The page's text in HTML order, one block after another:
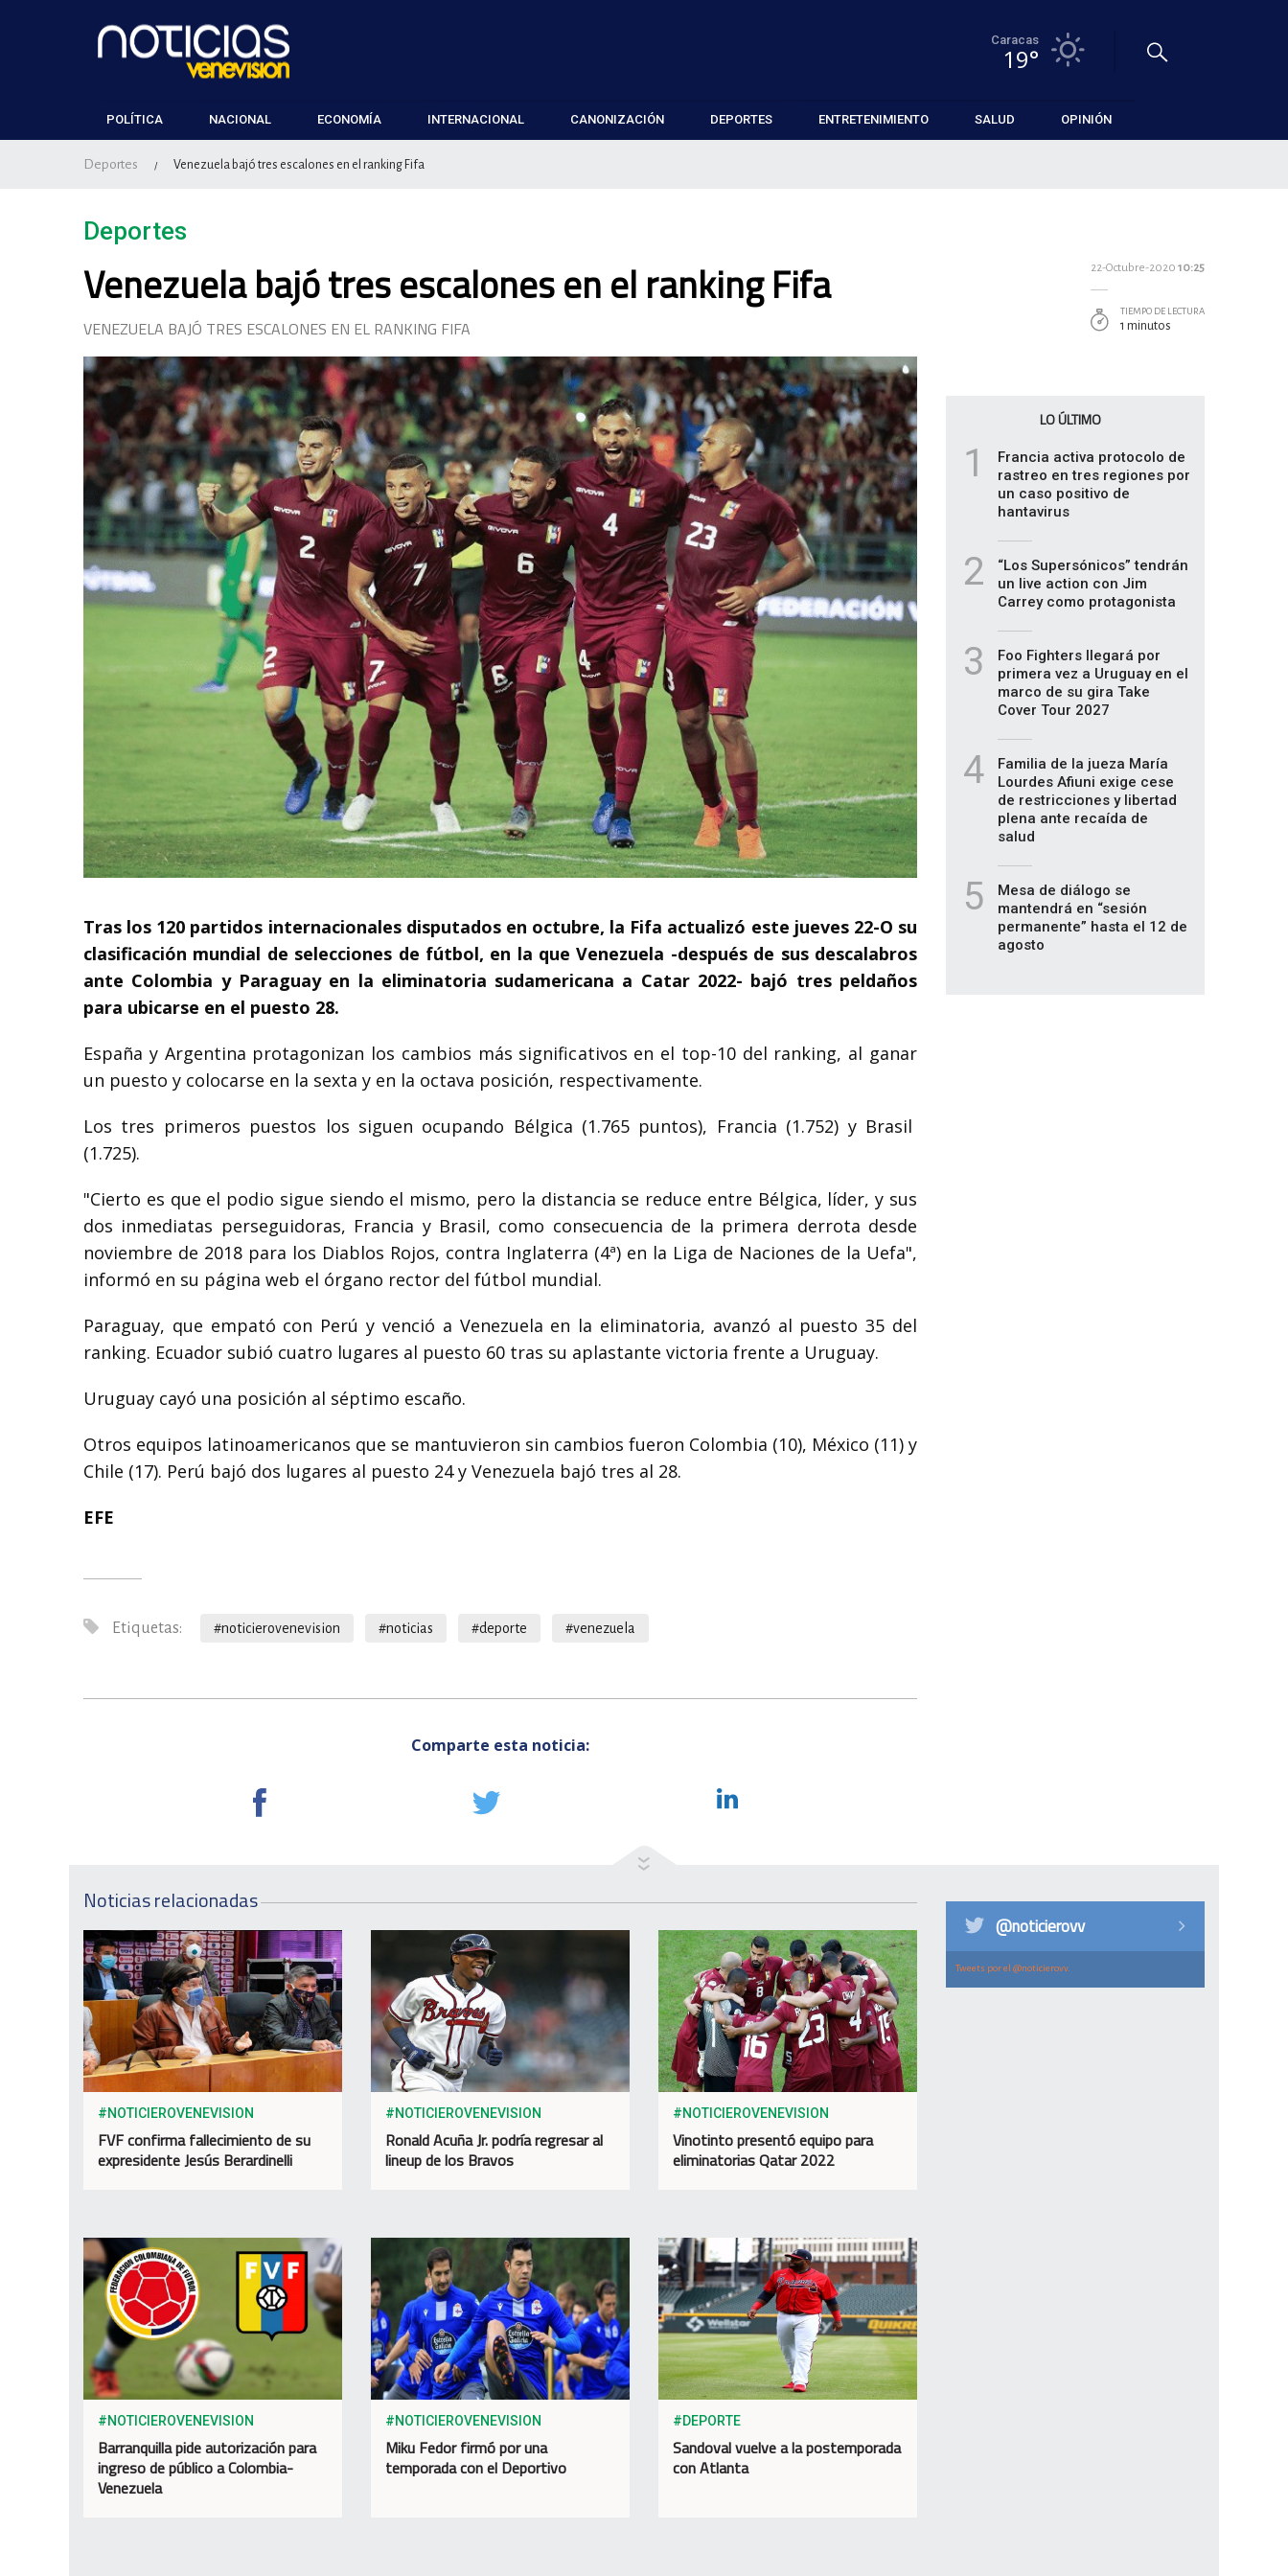
Caracas
19°
POLÍTICA NACIONAL ECONOMÍA INTERNACIONAL CANONIZACIÓN DEPORTES ENTRETENIMIENTO SALUD OPINIÓN
Deportes / Venezuela bajó tres escalones en el ranking Fifa
Deportes
Venezuela bajó tres escalones en el ranking Fifa
VENEZUELA BAJÓ TRES ESCALONES EN EL RANKING FIFA
Tras los 120 partidos internacionales disputados en octubre, la Fifa actualizó este jueves 22-O su
clasificación mundial de selecciones de fútbol, en la que Venezuela -después de sus descalabros
ante Colombia y Paraguay en la eliminatoria sudamericana a Catar 2022- bajó tres peldaños
para ubicarse en el puesto 28.
España y Argentina protagonizan los cambios más significativos en el top-10 del ranking, al ganar
un puesto y colocarse en la sexta y en la octava posición, respectivamente.
Los tres primeros puestos los siguen ocupando Bélgica (1.765 puntos), Francia (1.752) y Brasil
(1.725).
"Cierto es que el podio sigue siendo el mismo, pero la distancia se reduce entre Bélgica, líder, y sus
dos inmediatas perseguidoras, Francia y Brasil, como consecuencia de la primera derrota desde
noviembre de 2018 para los Diablos Rojos, contra Inglaterra (4ª) en la Liga de Naciones de la Uefa",
informó en su página web el órgano rector del fútbol mundial.
Paraguay, que empató con Perú y venció a Venezuela en la eliminatoria, avanzó al puesto 35 del
ranking. Ecuador subió cuatro lugares al puesto 60 tras su aplastante victoria frente a Uruguay.
Uruguay cayó una posición al séptimo escaño.
Otros equipos latinoamericanos que se mantuvieron sin cambios fueron Colombia (10), México (11) y
Chile (17). Perú bajó dos lugares al puesto 24 y Venezuela bajó tres al 28.
EFE
Etiquetas: #noticierovenevision #noticias #deporte #venezuela
Comparte esta noticia:
22-Octubre-2020 10:25
TIEMPO DE LECTURA
1 minutos
LO ÚLTIMO
1
Francia activa protocolo de
rastreo en tres regiones por
un caso positivo de
hantavirus
2
“Los Supersónicos” tendrán
un live action con Jim
Carrey como protagonista
3
Foo Fighters llegará por
primera vez a Uruguay en el
marco de su gira Take
Cover Tour 2027
4
Familia de la jueza María
Lourdes Afiuni exige cese
de restricciones y libertad
plena ante recaída de
salud
5
Mesa de diálogo se
mantendrá en “sesión
permanente” hasta el 12 de
agosto
Noticias relacionadas
#NOTICIEROVENEVISION
FVF confirma fallecimiento de su
expresidente Jesús Berardinelli
#NOTICIEROVENEVISION
Ronald Acuña Jr. podría regresar al
lineup de los Bravos
#NOTICIEROVENEVISION
Vinotinto presentó equipo para
eliminatorias Qatar 2022
#NOTICIEROVENEVISION
Barranquilla pide autorización para
ingreso de público a Colombia-
Venezuela
#NOTICIEROVENEVISION
Miku Fedor firmó por una
temporada con el Deportivo
#DEPORTE
Sandoval vuelve a la postemporada
con Atlanta
@noticierovv
Tweets por el @noticierovv.